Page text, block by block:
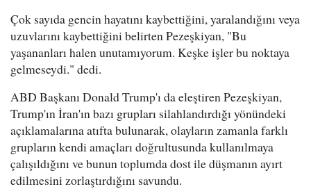
Çok sayıda gencin hayatını kaybettiğini, yaralandığını veya
uzuvlarını kaybettiğini belirten Pezeşkiyan, "Bu
yaşananları halen unutamıyorum. Keşke işler bu noktaya
gelmeseydi." dedi.
ABD Başkanı Donald Trump'ı da eleştiren Pezeşkiyan,
Trump'ın İran'ın bazı grupları silahlandırdığı yönündeki
açıklamalarına atıfta bulunarak, olayların zamanla farklı
grupların kendi amaçları doğrultusunda kullanılmaya
çalışıldığını ve bunun toplumda dost ile düşmanın ayırt
edilmesini zorlaştırdığını savundu.